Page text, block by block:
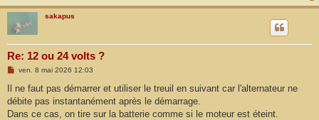
sakapus
Re: 12 ou 24 volts ?
M
s
a
g
ven. 8 mai 2026 12:03
Il ne faut pas démarrer et utiliser le treuil en suivant car l'alternateur ne
débite pas instantanément après le démarrage.
Dans ce cas, on tire sur la batterie comme si le moteur est éteint.